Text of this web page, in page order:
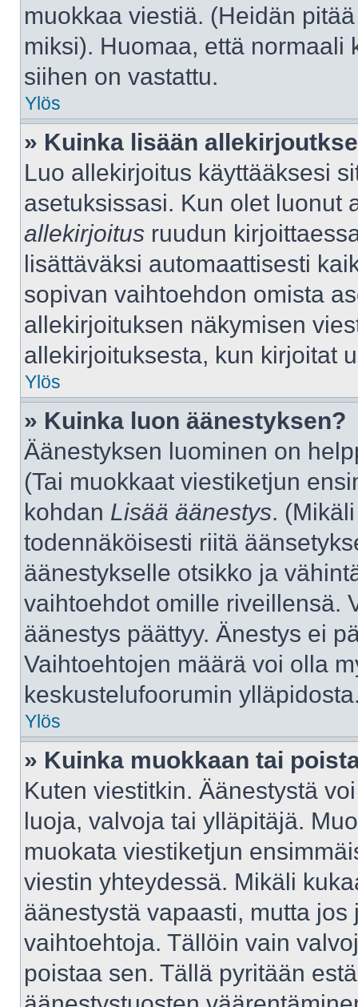
muokkaa viestiä. (Heidän
miksi). Huomaa, että normaali
siihen on vastattu.
Ylös
» Kuinka lisään
Luo allekirjoitus käyttääksesi
asetuksissasi. Kun olet luonut
allekirjoitus ruudun
lisättäväksi automaattisesti
sopivan vaihtoehdon omista
allekirjoituksen näkymisen
allekirjoituksesta, kun kirjoitat
Ylös
» Kuinka luon äänestyksen?
Äänestyksen luominen on
(Tai muokkaat viestiketjun
kohdan Lisää äänestys.
todennäköisesti riitä
äänestykselle otsikko ja
vaihtoehdot omille riveillensä.
äänestys päättyy. Änestys ei
Vaihtoehtojen määrä voi olla
keskustelufoorumin
Ylös
» Kuinka muokkaan tai
Kuten viestitkin. Äänestystä
luoja, valvoja tai ylläpitäjä.
muokata viestiketjun
viestin yhteydessä. Mikäli
äänestystä vapaasti, mutta
vaihtoehtoja. Tällöin vain
poistaa sen. Tällä pyritään